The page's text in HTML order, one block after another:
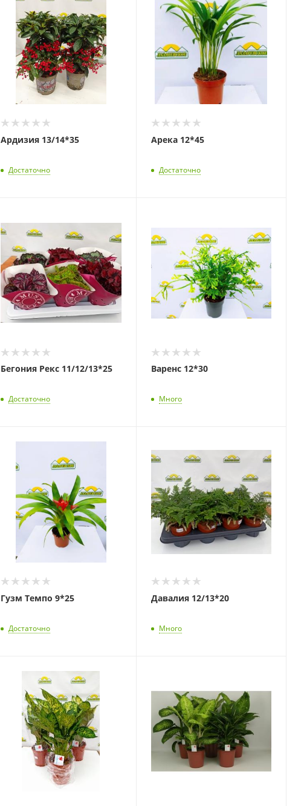
Ардизия 13/14*35
Достаточно
Арека 12*45
Достаточно
Бегония Рекс 11/12/13*25
Достаточно
Варенс 12*30
Много
Гузм Темпо 9*25
Достаточно
Давалия 12/13*20
Много